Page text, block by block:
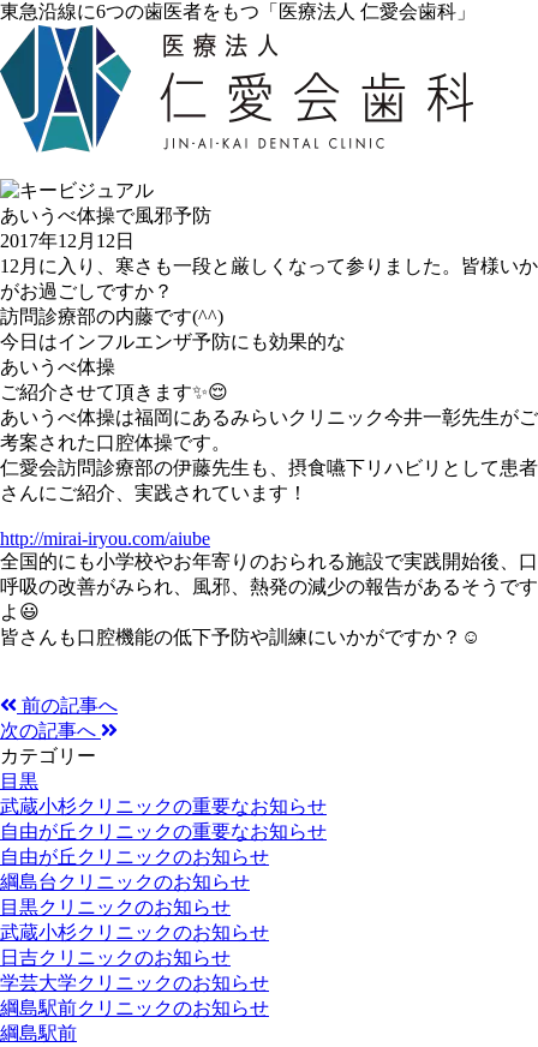
東急沿線に6つの歯医者をもつ「医療法人 仁愛会歯科」
あいうべ体操で風邪予防
2017年12月12日
12月に入り、寒さも一段と厳しくなって参りました。皆様いか
がお過ごしですか？
訪問診療部の内藤です(^^)
今日はインフルエンザ予防にも効果的な
あいうべ体操
ご紹介させて頂きます✨😌
あいうべ体操は福岡にあるみらいクリニック今井一彰先生がご
考案された口腔体操です。
仁愛会訪問診療部の伊藤先生も、摂食嚥下リハビリとして患者
さんにご紹介、実践されています！
http://mirai-iryou.com/aiube
全国的にも小学校やお年寄りのおられる施設で実践開始後、口
呼吸の改善がみられ、風邪、熱発の減少の報告があるそうです
よ😃
皆さんも口腔機能の低下予防や訓練にいかがですか？☺
前の記事へ
次の記事へ
カテゴリー
目黒
武蔵小杉クリニックの重要なお知らせ
自由が丘クリニックの重要なお知らせ
自由が丘クリニックのお知らせ
綱島台クリニックのお知らせ
目黒クリニックのお知らせ
武蔵小杉クリニックのお知らせ
日吉クリニックのお知らせ
学芸大学クリニックのお知らせ
綱島駅前クリニックのお知らせ
綱島駅前